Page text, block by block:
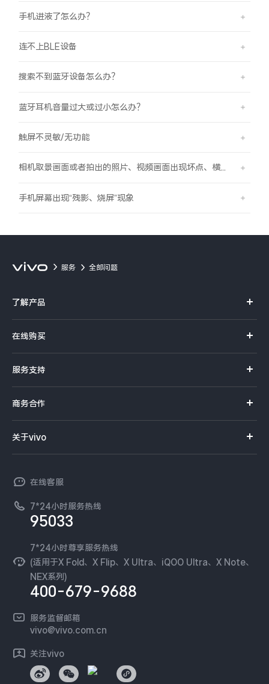
手机进液了怎么办？
连不上BLE设备
搜索不到蓝牙设备怎么办？
蓝牙耳机音量过大或过小怎么办？
触屏不灵敏/无功能
相机取景画面或者拍出的照片、视频画面出现坏点、横线、竖线的现象
手机屏幕出现“残影、烧屏”现象
服务 全部问题
了解产品
Y系列
iQOO手机
NEX系列
在线购买
选购配件
订单查询
服务支持
查找手机
环保回收
安全公告
服务隐私政策
Log还原LUTs下载
vivo 办公套件
商务合作
vivo 企业业务
廉正合规
国补营业执照
无线电发射设备销售备案
关于vivo
工作机会
新闻资讯
可持续发展
vivo 蔡司影像
开发者社区
在线客服
7*24小时服务热线
95033
7*24小时尊享服务热线
(适用于X Fold、X Flip、X Ultra、iQOO Ultra、X Note、
NEX系列)
400-679-9688
服务监督邮箱
vivo@vivo.com.cn
关注vivo